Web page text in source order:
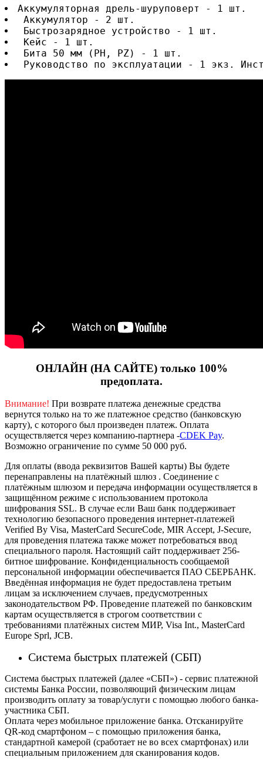
Аккумуляторная дрель-шуруповерт - 1 шт.
Аккумулятор - 2 шт.
Быстрозарядное устройство - 1 шт.
Кейс - 1 шт.
Бита 50 мм (PH, PZ) - 1 шт.
Руководство по эксплуатации - 1 экз.
ОНЛАЙН (НА САЙТЕ) только 100%
предоплата.
Внимание! При возврате платежа денежные средства
вернутся только на то же платежное средство (банковскую
карту), с которого был произведен платеж. Оплата
осуществляется через компанию-партнера -CDEK Pay.
Возможно ограничение по сумме 50 000 руб.
Для оплаты (ввода реквизитов Вашей карты) Вы будете
перенаправлены на платёжный шлюз . Соединение с
платёжным шлюзом и передача информации осуществляется в
защищённом режиме с использованием протокола
шифрования SSL. В случае если Ваш банк поддерживает
технологию безопасного проведения интернет-платежей
Verified By Visa, MasterCard SecureCode, MIR Accept, J-Secure,
для проведения платежа также может потребоваться ввод
специального пароля. Настоящий сайт поддерживает 256-
битное шифрование. Конфиденциальность сообщаемой
персональной информации обеспечивается ПАО СБЕРБАНК.
Введённая информация не будет предоставлена третьим
лицам за исключением случаев, предусмотренных
законодательством РФ. Проведение платежей по банковским
картам осуществляется в строгом соответствии с
требованиями платёжных систем МИР, Visa Int., MasterCard
Europe Sprl, JCB.
Система быстрых платежей (СБП)
Система быстрых платежей (далее «СБП») - сервис платежной
системы Банка России, позволяющий физическим лицам
производить оплату за товар/услуги с помощью любого банка-
участника СБП.
Оплата через мобильное приложение банка. Отсканируйте
QR-код смартфоном – с помощью приложения банка,
стандартной камерой (сработает не во всех смартфонах) или
специальным приложением для сканирования кодов.